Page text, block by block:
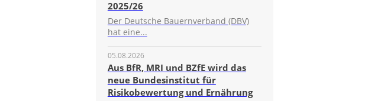
2025/26
Der Deutsche Bauernverband (DBV)
hat eine...
05.08.2026
Aus BfR, MRI und BZfE wird das
neue Bundesinstitut für
Risikobewertung und Ernährung